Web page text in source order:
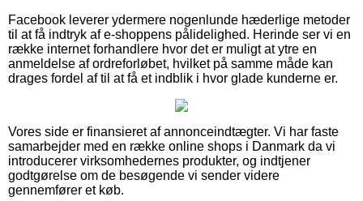
Facebook leverer ydermere nogenlunde hæderlige metoder
til at få indtryk af e-shoppens pålidelighed. Herinde ser vi en
række internet forhandlere hvor det er muligt at ytre en
anmeldelse af ordreforløbet, hvilket på samme måde kan
drages fordel af til at få et indblik i hvor glade kunderne er.
Vores side er finansieret af annonceindtægter. Vi har faste
samarbejder med en række online shops i Danmark da vi
introducerer virksomhedernes produkter, og indtjener
godtgørelse om de besøgende vi sender videre
gennemfører et køb.